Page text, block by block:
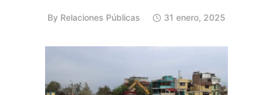
By Relaciones Públicas 31 enero, 2025